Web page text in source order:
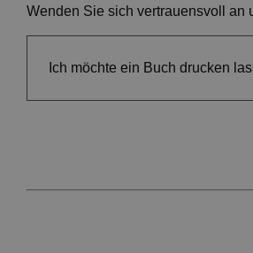
Wenden Sie sich vertrauensvoll an
Ich möchte ein Buch drucken